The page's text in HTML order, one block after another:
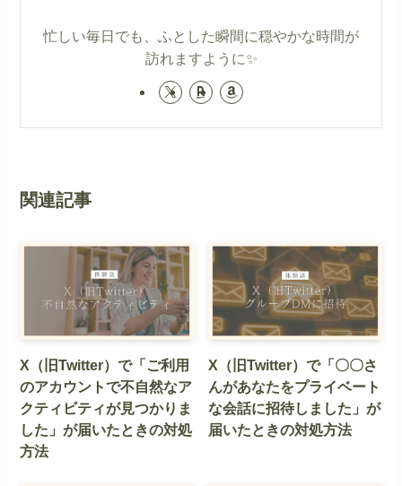
忙しい毎日でも、ふとした瞬間に穏やかな時間が
訪れますように✨
関連記事
X（旧Twitter）で「ご利用
のアカウントで不自然なア
クティビティが見つかりま
した」が届いたときの対処
方法
X（旧Twitter）で「〇〇さ
んがあなたをプライベート
な会話に招待しました」が
届いたときの対処方法